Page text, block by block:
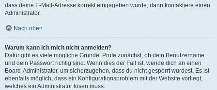
dass deine E-Mail-Adresse korrekt eingegeben wurde, dann kontaktiere einen
Administrator.
Nach oben
Warum kann ich mich nicht anmelden?
Dafür gibt es viele mögliche Gründe. Prüfe zunächst, ob dein Benutzername
und dein Passwort richtig sind. Wenn dies der Fall ist, wende dich an einen
Board-Administrator, um sicherzugehen, dass du nicht gesperrt wurdest. Es ist
ebenfalls möglich, dass ein Konfigurationsproblem mit der Website vorliegt,
welches ein Administrator lösen muss.